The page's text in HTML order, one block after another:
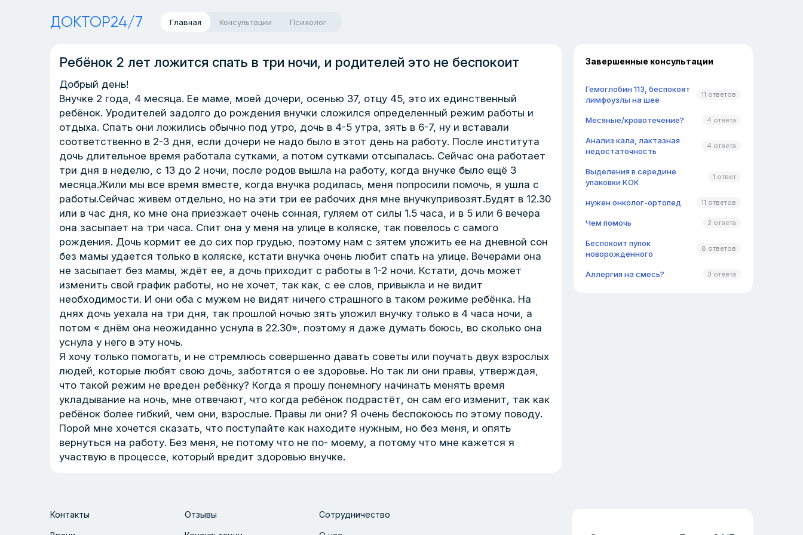
ДОКТОР24/7 Главная Консультации Психолог
Ребёнок 2 лет ложится спать в три ночи, и родителей это не беспокоит
Добрый день!
Внучке 2 года, 4 месяца. Ее маме, моей дочери, осенью 37, отцу 45, это их единственный
ребёнок. Уродителей задолго до рождения внучки сложился определенный режим работы и
отдыха. Спать они ложились обычно под утро, дочь в 4-5 утра, зять в 6-7, ну и вставали
соответственно в 2-3 дня, если дочери не надо было в этот день на работу. После института
дочь длительное время работала сутками, а потом сутками отсыпалась. Сейчас она работает
три дня в неделю, с 13 до 2 ночи, после родов вышла на работу, когда внучке было ещё 3
месяца.Жили мы все время вместе, когда внучка родилась, меня попросили помочь, я ушла с
работы.Сейчас живем отдельно, но на эти три ее рабочих дня мне внучкупривозят.Будят в 12.30
или в час дня, ко мне она приезжает очень сонная, гуляем от силы 1.5 часа, и в 5 или 6 вечера
она засыпает на три часа. Спит она у меня на улице в коляске, так повелось с самого
рождения. Дочь кормит ее до сих пор грудью, поэтому нам с зятем уложить ее на дневной сон
без мамы удается только в коляске, кстати внучка очень любит спать на улице. Вечерами она
не засыпает без мамы, ждёт ее, а дочь приходит с работы в 1-2 ночи. Кстати, дочь может
изменить свой график работы, но не хочет, так как, с ее слов, привыкла и не видит
необходимости. И они оба с мужем не видят ничего страшного в таком режиме ребёнка. На
днях дочь уехала на три дня, так прошлой ночью зять уложил внучку только в 4 часа ночи, а
потом « днём она неожиданно уснула в 22.30», поэтому я даже думать боюсь, во сколько она
уснула у него в эту ночь.
Я хочу только помогать, и не стремлюсь совершенно давать советы или поучать двух взрослых
людей, которые любят свою дочь, заботятся о ее здоровье. Но так ли они правы, утверждая,
что такой режим не вреден ребёнку? Когда я прошу понемногу начинать менять время
укладывание на ночь, мне отвечают, что когда ребёнок подрастёт, он сам его изменит, так как
ребёнок более гибкий, чем они, взрослые. Правы ли они? Я очень беспокоюсь по этому поводу.
Порой мне хочется сказать, что поступайте как находите нужным, но без меня, и опять
вернуться на работу. Без меня, не потому что не по- моему, а потому что мне кажется я
участвую в процессе, который вредит здоровью внучке.
Завершенные консультации
Гемоглобин 113, беспокоят
лимфоузлы на шее
11 ответов
Месяные/кровотечение? 4 ответа
Анализ кала, лактазная
недостаточность
4 ответа
Выделения в середине
упаковки КОК
1 ответ
нужен онколог-ортопед 11 ответов
Чем помочь 2 ответа
Беспокоит пупок
новорожденного
8 ответов
Аллергия на смесь? 3 ответа
Контакты Отзывы Сотрудничество